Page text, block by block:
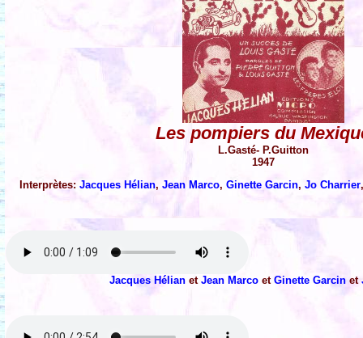
Les pompiers du
L.Gasté- P.Guitton
1947
Interprètes:Jacques Hélian,Jean Marco,Ginette Garcin,Jo Charrier
Jacques Hélian et Jean Marco et Ginette Garcin et